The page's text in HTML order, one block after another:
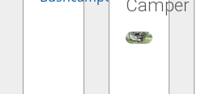
Camper